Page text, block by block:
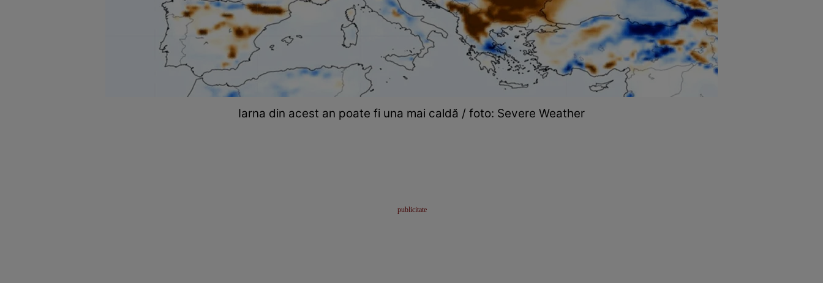
Iarna din acest an poate fi una mai caldă / foto: Severe Weather